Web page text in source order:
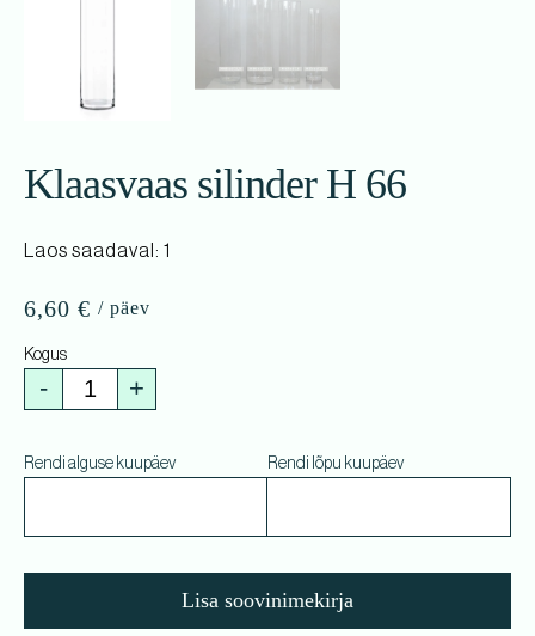
Klaasvaas silinder H 66
Laos saadaval: 1
6,60 €
- +
Rendi alguse kuupäev Rendi lõpu kuupäev
Lisa soovinimekirja